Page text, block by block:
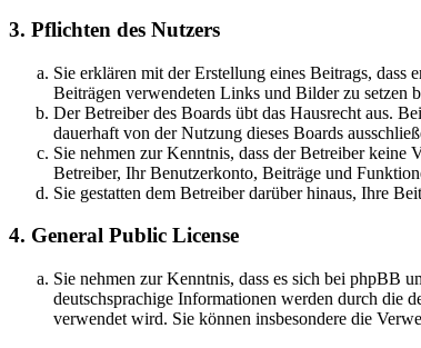
3. Pflichten des Nutzers
Sie erklären mit der Erstellung eines Beitrags, dass
Beiträgen verwendeten Links und Bilder zu setzen
Der Betreiber des Boards übt das Hausrecht aus.
dauerhaft von der Nutzung dieses Boards
Sie nehmen zur Kenntnis, dass der Betreiber keine
Betreiber, Ihr Benutzerkonto, Beiträge und
Sie gestatten dem Betreiber darüber hinaus, Ihre
4. General Public License
Sie nehmen zur Kenntnis, dass es sich bei phpBB
deutschsprachige Informationen werden durch die
verwendet wird. Sie können insbesondere die